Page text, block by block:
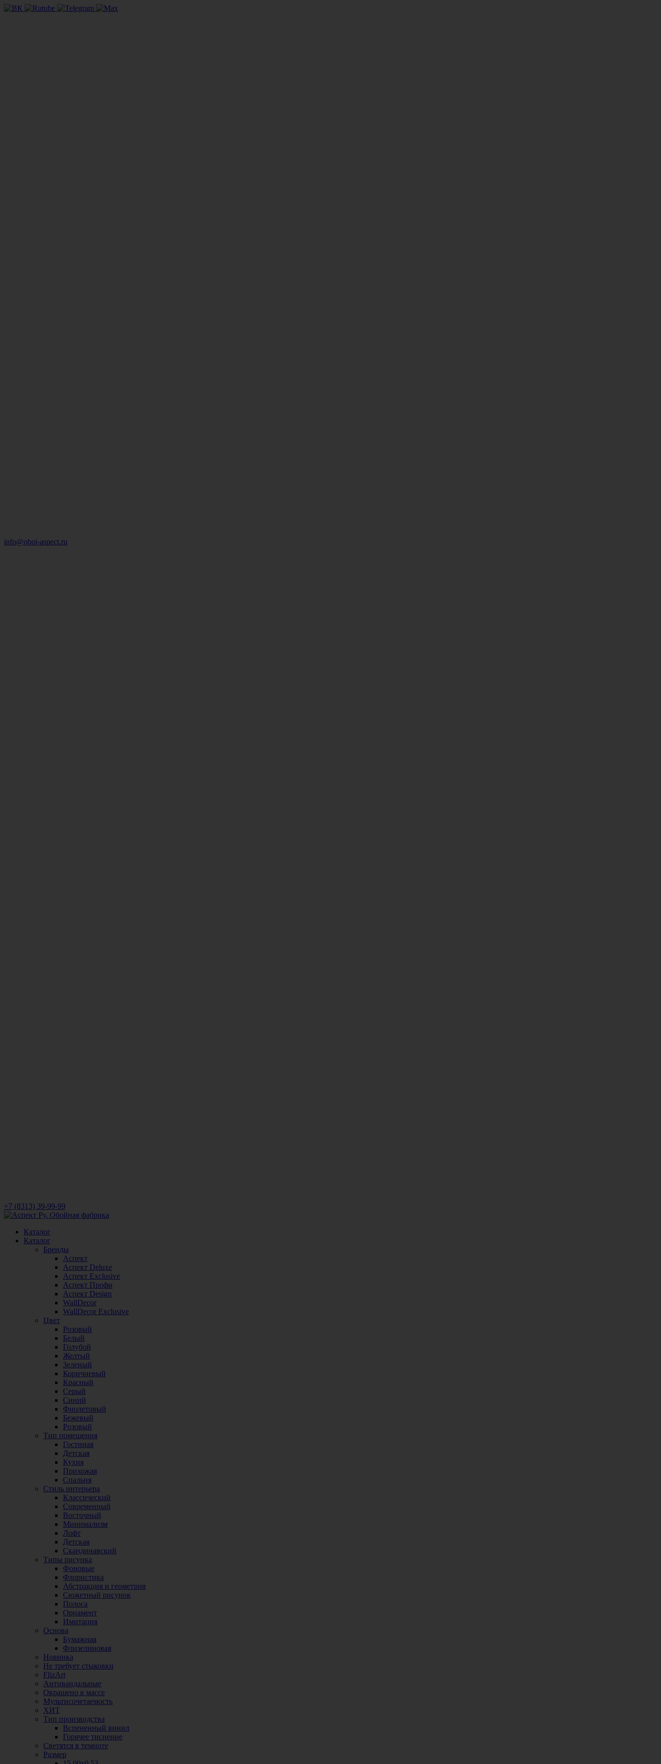
info@oboi-aspect.ru
+7 (8313) 39-99-99
Каталог
Каталог
Бренды
Аспект
Аспект Deluxe
Аспект Exclusive
Аспект Профи
Аспект Design
WallDecor
WallDecor Exclusive
Цвет
Розовый
Белый
Голубой
Желтый
Зеленый
Коричневый
Красный
Серый
Синий
Фиолетовый
Бежевый
Розовый
Тип помещения
Гостиная
Детская
Кухня
Прихожая
Спальня
Стиль интерьера
Классический
Современный
Восточный
Минимализм
Лофт
Детская
Скандинавский
Типы рисунка
Фоновые
Флористика
Абстракция и геометрия
Сюжетный рисунок
Полоса
Орнамент
Имитация
Основа
Бумажная
Флизелиновая
Новинка
Не требует стыковки
FlizArt
Антивандальные
Окрашено в массе
Мультисочетаемость
ХИТ
Тип производства
Вспененный винил
Горячее тиснение
Светятся в темноте
Размер